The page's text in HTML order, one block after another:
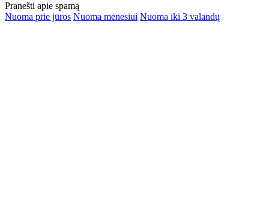
Pranešti apie spamą
Nuoma prie jūros Nuoma mėnesiui Nuoma iki 3 valandų